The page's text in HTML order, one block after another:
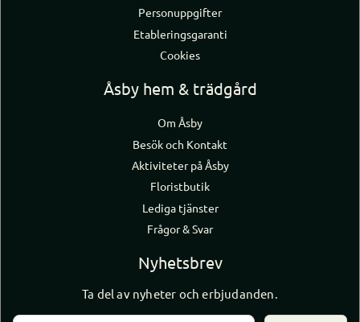
Personuppgifter
Etableringsgaranti
Cookies
Åsby hem & trädgård
Om Åsby
Besök och Kontakt
Aktiviteter på Åsby
Floristbutik
Lediga tjänster
Frågor & Svar
Nyhetsbrev
Ta del av nyheter och erbjudanden.